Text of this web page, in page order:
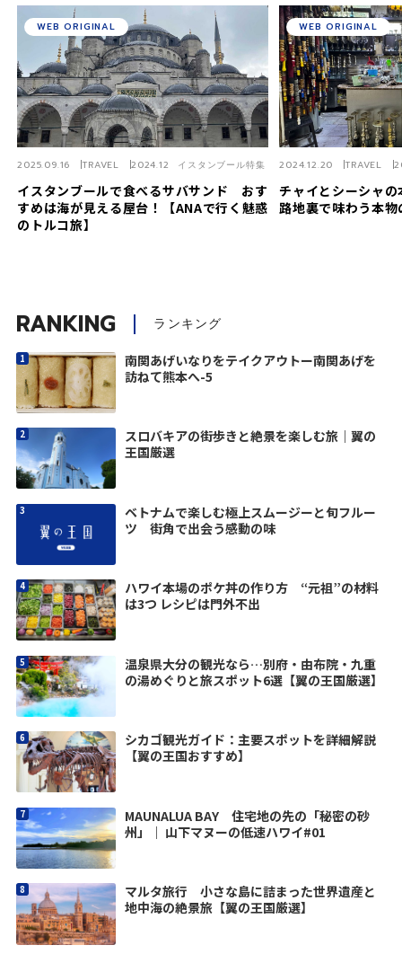
イスタンブールで食べるサバサンド おす
すめは海が見える屋台！【ANAで行く魅惑
のトルコ旅】
2025.09.16 TRAVEL 2024.12 イスタンブール特集
WEB ORIGINAL
チャイとシーシャ
路地裏で味わう本物
2024.12.20 TRAVEL
WEB ORIGINAL
RANKING ランキング
南関あげいなりをテイクアウトー南関あげを
訪ねて熊本へ-5
スロバキアの街歩きと絶景を楽しむ旅｜翼の
王国厳選
ベトナムで楽しむ極上スムージーと旬フルー
ツ 街角で出会う感動の味
ハワイ本場のポケ丼の作り方 “元祖”の材料
は3つ レシピは門外不出
温泉県大分の観光なら…別府・由布院・九重
の湯めぐりと旅スポット6選【翼の王国厳選】
シカゴ観光ガイド：主要スポットを詳細解説
【翼の王国おすすめ】
MAUNALUA BAY 住宅地の先の「秘密の砂
州」｜ 山下マヌーの低速ハワイ#01
マルタ旅行 小さな島に詰まった世界遺産と
地中海の絶景旅【翼の王国厳選】